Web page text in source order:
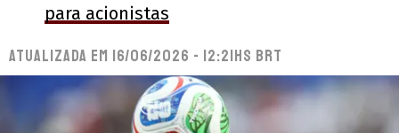
para acionistas
Atualizada em 16/06/2026 - 12:21hs BRT